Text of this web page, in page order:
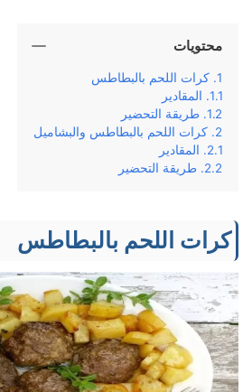
محتويات
كرات اللحم بالبطاطس
المقادير
طریقة التحضير
كرات اللحم بالبطاطس والبشاميل
المقادير
طريقة التحضير
كرات اللحم بالبطاطس